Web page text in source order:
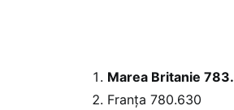
Marea Britanie
Franţa 780.630